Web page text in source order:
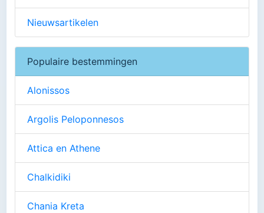
Nieuwsartikelen
Populaire bestemmingen
Alonissos
Argolis Peloponnesos
Attica en Athene
Chalkidiki
Chania Kreta